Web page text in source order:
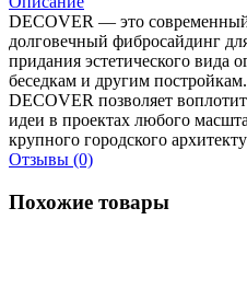
DECOVER — это
долговечный фибросайдинг
придания эстетического вида
беседкам и другим
DECOVER позволяет
идеи в проектах любого
крупного городского
Отзывы (0)
Похожие товары